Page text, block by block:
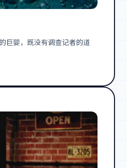
巨婴，既没有调查记者的道